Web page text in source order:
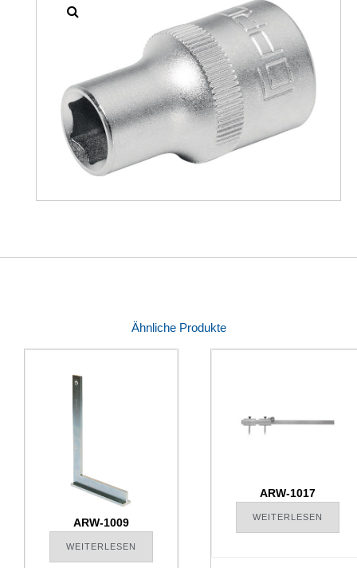
Ähnliche Produkte
ARW-1009
WEITERLESEN
ARW-1017
WEITERLESEN